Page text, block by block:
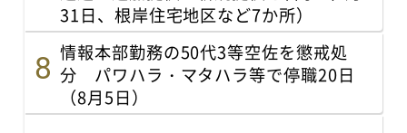
31日、根岸住宅地区など7か所）
情報本部勤務の50代3等空佐を懲戒処
分 パワハラ・マタハラ等で停職20日
（8月5日）